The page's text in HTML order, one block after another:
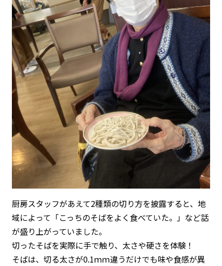
厨房スタッフがあえて2種類の切り方を披露すると、地
域によって「こっちのそばをよく食べていた。」など話
が盛り上がっていました。
切ったそばを実際に手で触り、太さや硬さを体験！
そばは、切る太さが0.1ｍｍ違うだけでも味や食感が異